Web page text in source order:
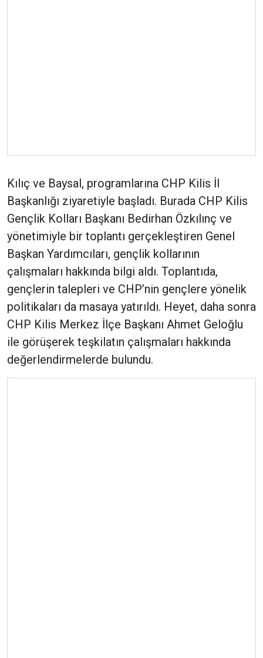
Kılıç ve Baysal, programlarına CHP Kilis İl
Başkanlığı ziyaretiyle başladı. Burada CHP Kilis
Gençlik Kolları Başkanı Bedirhan Özkılınç ve
yönetimiyle bir toplantı gerçekleştiren Genel
Başkan Yardımcıları, gençlik kollarının
çalışmaları hakkında bilgi aldı. Toplantıda,
gençlerin talepleri ve CHP’nin gençlere yönelik
politikaları da masaya yatırıldı. Heyet, daha sonra
CHP Kilis Merkez İlçe Başkanı Ahmet Geloğlu
ile görüşerek teşkilatın çalışmaları hakkında
değerlendirmelerde bulundu.